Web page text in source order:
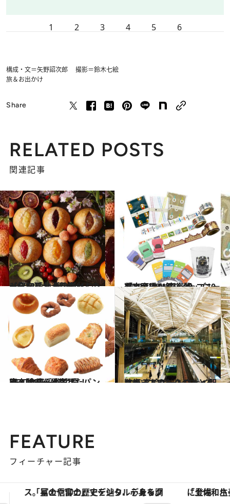
1 2 3 4 5 6
構成・文＝矢野詔次郎 撮影＝鈴木七絵
旅＆お出かけ
Share
RELATED POSTS
関連記事
2020.4.5
【銀座】大注目の大人のジャムパン 春の新メニュー全12種類が勢揃い
グルメ 2020.1.23
お土産に！ 東京駅「TRAINIART」の ユニークで可愛い鉄道グッズ10選
旅＆お出かけ
2020.4.3
東京駅で一番売れたパンは？ 食事系＆甘系 BEST18を一挙公開！
旅＆お出かけ 2020.3.21
リモートワークのあと夜散歩 高輪ゲートウェイ駅に行ってみた
ライフスタイル
FEATURE
フィーチャー記事
「土佐和ハーブかき氷」がOMO7高知に登場！生姜、山椒、大葉など目にも舌にも涼を呼ぶ郷土の味 【夏限定ディナーコース】旬を